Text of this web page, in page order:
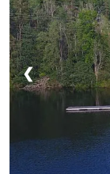
❮